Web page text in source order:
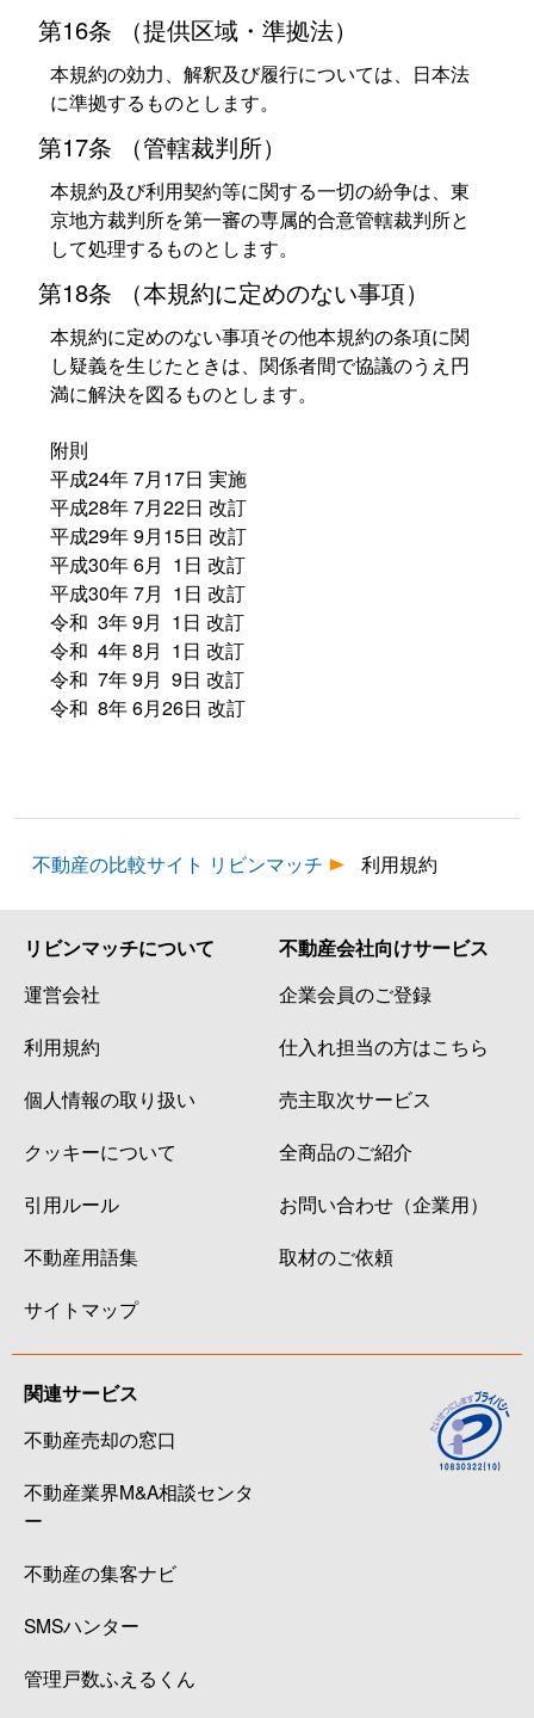
第16条 （提供区域・準拠法）
本規約の効力、解釈及び履行については、日本法
に準拠するものとします。
第17条 （管轄裁判所）
本規約及び利用契約等に関する一切の紛争は、東
京地方裁判所を第一審の専属的合意管轄裁判所と
して処理するものとします。
第18条 （本規約に定めのない事項）
本規約に定めのない事項その他本規約の条項に関
し疑義を生じたときは、関係者間で協議のうえ円
満に解決を図るものとします。
附則
平成24年 7月17日 実施
平成28年 7月22日 改訂
平成29年 9月15日 改訂
平成30年 6月 1日 改訂
平成30年 7月 1日 改訂
令和 3年 9月 1日 改訂
令和 4年 8月 1日 改訂
令和 7年 9月 9日 改訂
令和 8年 6月26日 改訂
不動産の比較サイト リビンマッチ 利用規約
リビンマッチについて
運営会社
利用規約
個人情報の取り扱い
クッキーについて
引用ルール
不動産用語集
サイトマップ
不動産会社向けサービス
企業会員のご登録
仕入れ担当の方はこちら
売主取次サービス
全商品のご紹介
お問い合わせ（企業用）
取材のご依頼
関連サービス
不動産売却の窓口
不動産業界M&A相談センタ
ー
不動産の集客ナビ
SMSハンター
管理戸数ふえるくん